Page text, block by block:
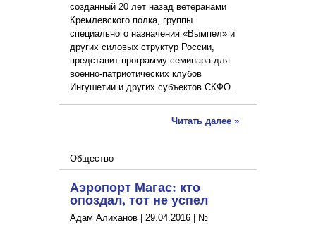
созданный 20 лет назад ветеранами
Кремлевского полка, группы
специального назначения «Вымпел» и
других силовых структур России,
представит программу семинара для
военно-патриотических клубов
Ингушетии и других субъектов СКФО.
Читать далее »
Общество
Аэропорт Магас: кто
опоздал, тот не успел
Адам Алиханов | 29.04.2016 №